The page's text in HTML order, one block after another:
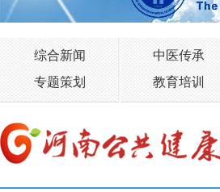
综合新闻 中医传承
专题策划
教育培训